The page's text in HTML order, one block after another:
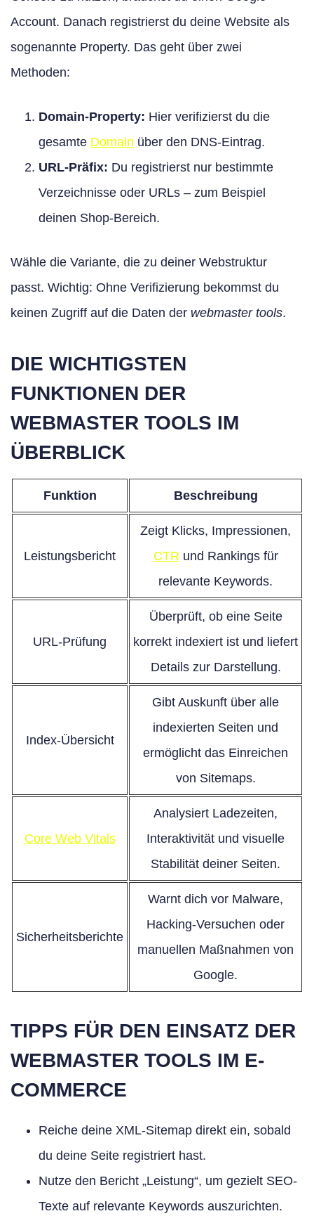
Account. Danach registrierst du deine Website als
sogenannte Property. Das geht über zwei
Methoden:
Domain-Property: Hier verifizierst du die
gesamte Domain über den DNS-Eintrag.
URL-Präfix: Du registrierst nur bestimmte
Verzeichnisse oder URLs – zum Beispiel
deinen Shop-Bereich.
Wähle die Variante, die zu deiner Webstruktur
passt. Wichtig: Ohne Verifizierung bekommst du
keinen Zugriff auf die Daten der webmaster tools.
DIE WICHTIGSTEN
FUNKTIONEN DER
WEBMASTER TOOLS IM
ÜBERBLICK
Funktion Beschreibung
Leistungsbericht
Zeigt Klicks, Impressionen,
CTR und Rankings für
relevante Keywords.
URL-Prüfung
Überprüft, ob eine Seite
korrekt indexiert ist und liefert
Details zur Darstellung.
Index-Übersicht
Gibt Auskunft über alle
indexierten Seiten und
ermöglicht das Einreichen
von Sitemaps.
Core Web Vitals
Analysiert Ladezeiten,
Interaktivität und visuelle
Stabilität deiner Seiten.
Sicherheitsberichte
Warnt dich vor Malware,
Hacking-Versuchen oder
manuellen Maßnahmen von
Google.
TIPPS FÜR DEN EINSATZ DER
WEBMASTER TOOLS IM E-
COMMERCE
Reiche deine XML-Sitemap direkt ein, sobald
du deine Seite registriert hast.
Nutze den Bericht „Leistung“, um gezielt SEO-
Texte auf relevante Keywords auszurichten.